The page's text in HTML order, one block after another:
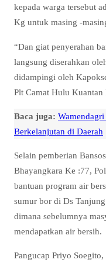
kepada warga tersebut
Kg untuk masing -
“Dan giat penyerahan
langsung diserahkan
didampingi oleh
Plt Camat Hulu Kuantan
Baca juga:
Berkelanjutan di Daerah
Selain pemberian
Bhayangkara Ke :77,
bantuan program air
sumur bor di Ds
dimana sebelumnya
mendapatkan air bersih.
Pangucap Priyo